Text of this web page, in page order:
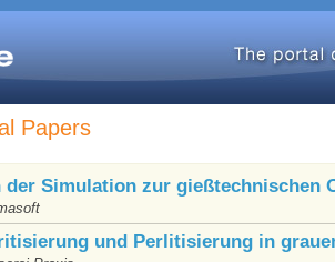
Papers
der Simulation zur gießtechnischen
und Perlitisierung in